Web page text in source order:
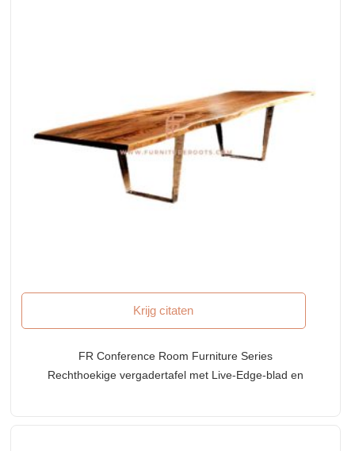
Krijg citaten
FR Conference Room Furniture Series
Rechthoekige vergadertafel met Live-Edge-blad en